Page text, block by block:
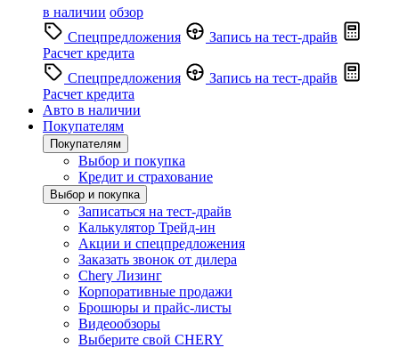
в наличии обзор
Спецпредложения
Запись на тест-драйв
Расчет кредита
Спецпредложения
Запись на тест-драйв
Расчет кредита
Авто в наличии
Покупателям
Покупателям
Выбор и покупка
Кредит и страхование
Выбор и покупка
Записаться на тест-драйв
Калькулятор Трейд-ин
Акции и спецпредложения
Заказать звонок от дилера
Chery Лизинг
Корпоративные продажи
Брошюры и прайс-листы
Видеообзоры
Выберите свой CHERY